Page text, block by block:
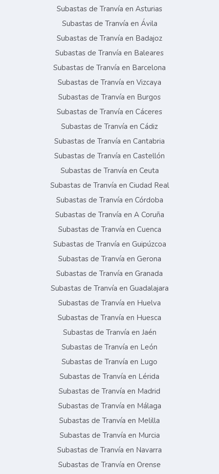
Subastas de Tranvía en Asturias
Subastas de Tranvía en Ávila
Subastas de Tranvía en Badajoz
Subastas de Tranvía en Baleares
Subastas de Tranvía en Barcelona
Subastas de Tranvía en Vizcaya
Subastas de Tranvía en Burgos
Subastas de Tranvía en Cáceres
Subastas de Tranvía en Cádiz
Subastas de Tranvía en Cantabria
Subastas de Tranvía en Castellón
Subastas de Tranvía en Ceuta
Subastas de Tranvía en Ciudad Real
Subastas de Tranvía en Córdoba
Subastas de Tranvía en A Coruña
Subastas de Tranvía en Cuenca
Subastas de Tranvía en Guipúzcoa
Subastas de Tranvía en Gerona
Subastas de Tranvía en Granada
Subastas de Tranvía en Guadalajara
Subastas de Tranvía en Huelva
Subastas de Tranvía en Huesca
Subastas de Tranvía en Jaén
Subastas de Tranvía en León
Subastas de Tranvía en Lugo
Subastas de Tranvía en Lérida
Subastas de Tranvía en Madrid
Subastas de Tranvía en Málaga
Subastas de Tranvía en Melilla
Subastas de Tranvía en Murcia
Subastas de Tranvía en Navarra
Subastas de Tranvía en Orense